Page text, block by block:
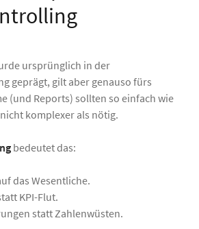
ursprünglich in der
geprägt, gilt aber genauso fürs
(und Reports) sollten so einfach wie
komplexer als nötig.
bedeutet das:
das Wesentliche.
KPI-Flut.
statt Zahlenwüsten.